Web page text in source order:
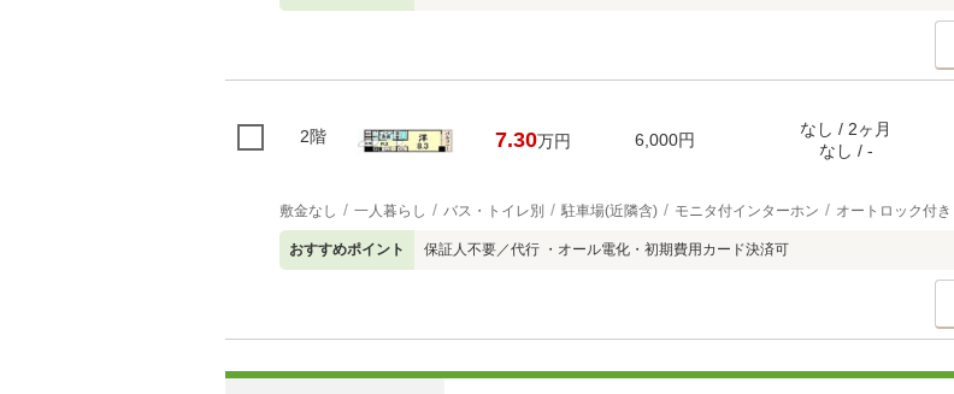
2階 7.30万円 6,000円
なし / 2ヶ月
なし / -
敷金なし 一人暮らし バス・トイレ別 駐車場(近隣含) モニタ付インターホン オートロック付き
おすすめポイント 保証人不要／代行 ・オール電化・初期費用カード決済可